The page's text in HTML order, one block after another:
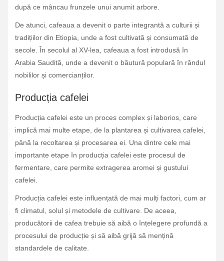
după ce mâncau frunzele unui anumit arbore.
De atunci, cafeaua a devenit o parte integrantă a culturii și
tradițiilor din Etiopia, unde a fost cultivată și consumată de
secole. În secolul al XV-lea, cafeaua a fost introdusă în
Arabia Saudită, unde a devenit o băutură populară în rândul
nobililor și comercianților.
Producția cafelei
Producția cafelei este un proces complex și laborios, care
implică mai multe etape, de la plantarea și cultivarea cafelei,
până la recoltarea și procesarea ei. Una dintre cele mai
importante etape în producția cafelei este procesul de
fermentare, care permite extragerea aromei și gustului
cafelei.
Producția cafelei este influențată de mai mulți factori, cum ar
fi climatul, solul și metodele de cultivare. De aceea,
producătorii de cafea trebuie să aibă o înțelegere profundă a
procesului de producție și să aibă grijă să mențină
standardele de calitate.